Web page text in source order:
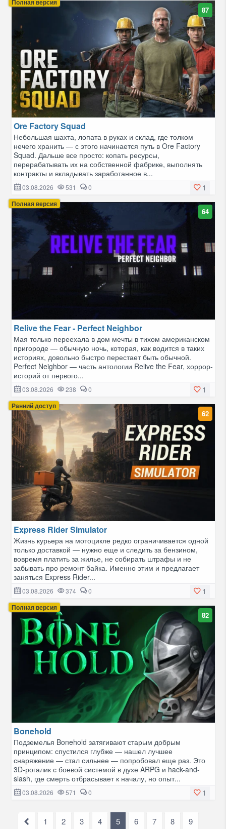
Полная версия
87
Ore Factory Squad
Небольшая шахта, лопата в руках и склад, где толком
нечего хранить — с этого начинается путь в Ore Factory
Squad. Дальше все просто: копать ресурсы,
перерабатывать их на собственной фабрике, выполнять
контракты и вкладывать заработанное в...
1
03.08.2026 531 0
Полная версия
64
Relive the Fear - Perfect Neighbor
Мая только переехала в дом мечты в тихом американском
пригороде — обычную ночь, которая, как водится в таких
историях, довольно быстро перестает быть обычной.
Perfect Neighbor — часть антологии Relive the Fear, хоррор-
историй от первого...
1
03.08.2026 238 0
Ранний доступ
62
Express Rider Simulator
Жизнь курьера на мотоцикле редко ограничивается одной
только доставкой — нужно еще и следить за бензином,
вовремя платить за жилье, не собирать штрафы и не
забывать про ремонт байка. Именно этим и предлагает
заняться Express Rider...
1
03.08.2026 374 0
Полная версия
82
Bonehold
Подземелья Bonehold затягивают старым добрым
принципом: спустился глубже — нашел лучшее
снаряжение — стал сильнее — попробовал еще раз. Это
3D-рогалик с боевой системой в духе ARPG и hack-and-
slash, где смерть отбрасывает к началу, но опыт...
1
03.08.2026 571 0
1 2 3 4 5 6 7 8 9